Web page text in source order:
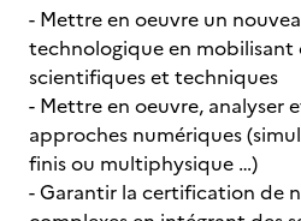
- Mettre en oeuvre un
technologique en mobilisant
scientifiques et techniques
- Mettre en oeuvre, analyser
approches numériques
finis ou multiphysique …)
- Garantir la certification de